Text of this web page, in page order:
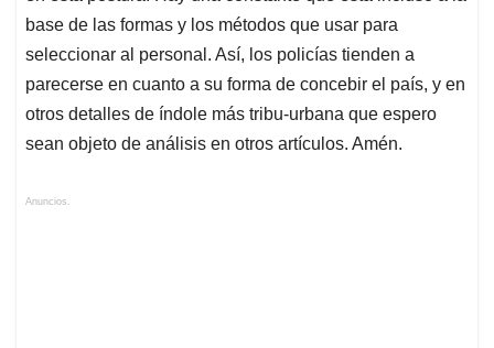
base de las formas y los métodos que usar para
seleccionar al personal. Así, los policías tienden a
parecerse en cuanto a su forma de concebir el país, y en
otros detalles de índole más tribu-urbana que espero
sean objeto de análisis en otros artículos. Amén.
Anuncios.